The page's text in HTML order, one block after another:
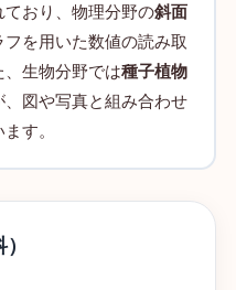
おり、物理分野の斜面
フを用いた数値の読み取
、生物分野では種子植物
図や写真と組み合わせ
す。